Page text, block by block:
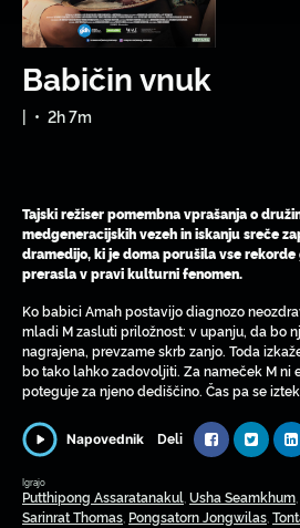
Babičin vnuk
| • 2h 7m
Tajski režiser pomembna vprašanja o
medgeneracijskih vezeh in iskanju sreče
dramedijo, ki je doma porušila vse
prerasla v pravi kulturni fenomen.
Ko babici Amah postavijo diagnozo
mladi M zasluti priložnost: v upanju, da bo
nagrajena, prevzame skrb zanjo. Toda
bo tako lahko zadovoljiti. Za nameček M ni
poteguje za njeno dediščino. Čas pa se
Napovednik Deli
Igrajo
Putthipong Assaratanakul Usha Seamkhum
Sarinrat Thomas Pongsatorn Jongwilas